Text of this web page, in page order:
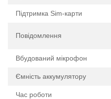
Підтримка Sim-карти
Повідомлення
Вбудований мікрофон
Ємність аккумулятору
Час роботи